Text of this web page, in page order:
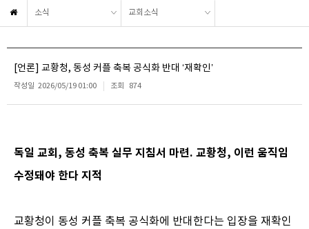
소식 교회소식
[언론] 교황청, 동성 커플 축복 공식화 반대 ‘재확인’
작성일 2026/05/19 01:00 조회 874
독일 교회, 동성 축복 실무 지침서 마련. 교황청, 이런 움직임
수정돼야 한다 지적
교황청이 동성 커플 축복 공식화에 반대한다는 입장을 재확인